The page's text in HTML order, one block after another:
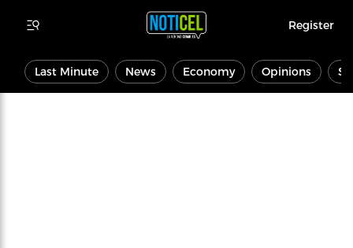
Register
Last Minute News Economy Opinions